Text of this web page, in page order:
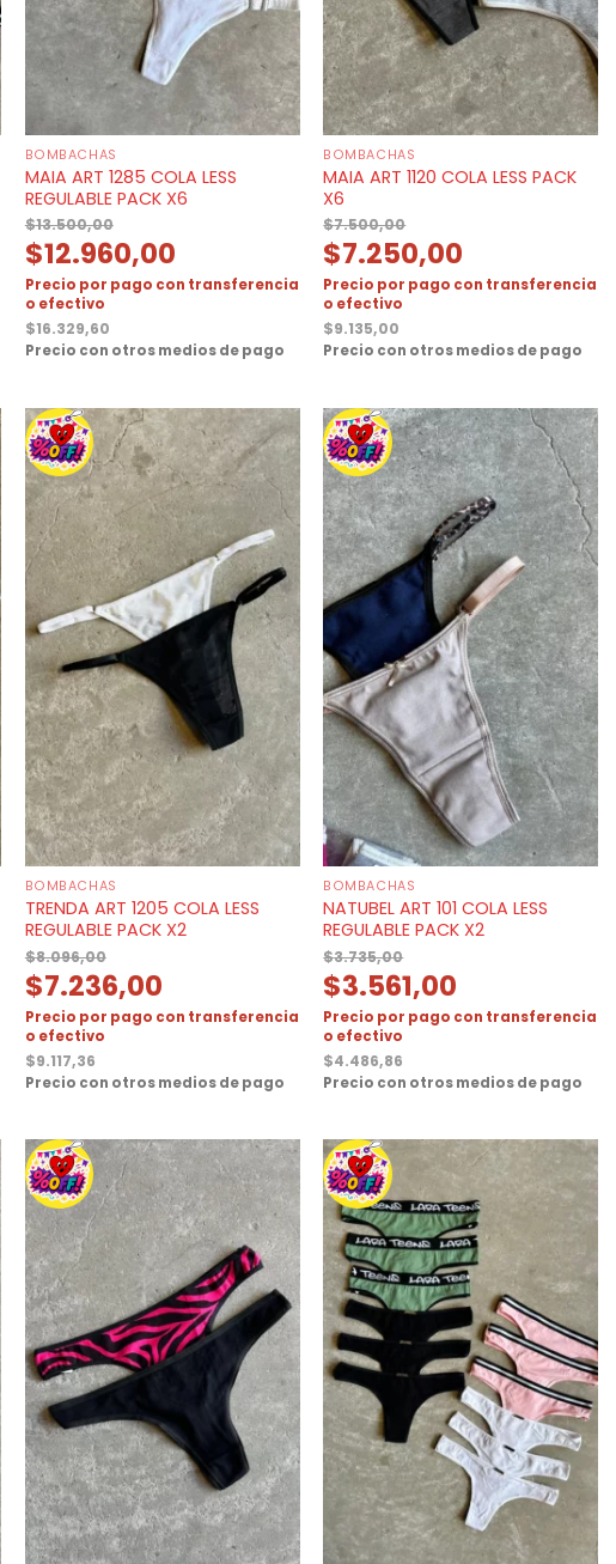
BOMBACHAS
MAIA ART 1285 COLA LESS
REGULABLE PACK X6
$13.500,00
$12.960,00
Precio por pago con transferencia
o efectivo
$16.329,60
Precio con otros medios de pago
BOMBACHAS
MAIA ART 1120 COLA LESS PACK
X6
$7.500,00
$7.250,00
Precio por pago con transferencia
o efectivo
$9.135,00
Precio con otros medios de pago
BOMBACHAS
TRENDA ART 1205 COLA LESS
REGULABLE PACK X2
$8.096,00
$7.236,00
Precio por pago con transferencia
o efectivo
$9.117,36
Precio con otros medios de pago
BOMBACHAS
NATUBEL ART 101 COLA LESS
REGULABLE PACK X2
$3.735,00
$3.561,00
Precio por pago con transferencia
o efectivo
$4.486,86
Precio con otros medios de pago